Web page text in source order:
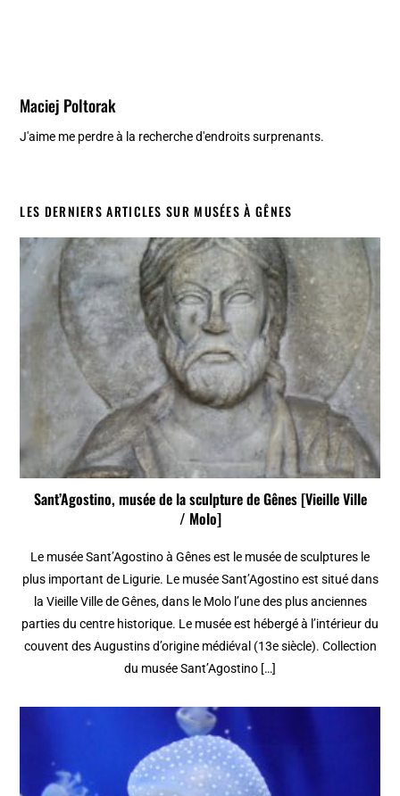
Maciej Poltorak
J'aime me perdre à la recherche d'endroits surprenants.
LES DERNIERS ARTICLES SUR MUSÉES À GÊNES
Sant’Agostino, musée de la sculpture de Gênes [Vieille Ville
/ Molo]
Le musée Sant’Agostino à Gênes est le musée de sculptures le
plus important de Ligurie. Le musée Sant’Agostino est situé dans
la Vieille Ville de Gênes, dans le Molo l’une des plus anciennes
parties du centre historique. Le musée est hébergé à l’intérieur du
couvent des Augustins d’origine médiéval (13e siècle). Collection
du musée Sant’Agostino […]